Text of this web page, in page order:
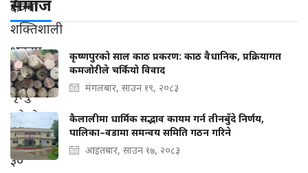
कृष्णपुरको साल काठ प्रकरण: काठ वैधानिक, प्रक्रियागत
कमजोरीले चर्कियो विवाद
मंगलबार, साउन १९, २०८३
कैलालीमा धार्मिक सद्भाव कायम गर्न तीनबुँदे निर्णय,
पालिका–वडामा समन्वय समिति गठन गरिने
आइतबार, साउन १७, २०८३